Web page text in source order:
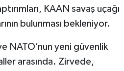
KAAN savaş uçağı
bulunması bekleniyor.
NATO’nun yeni güvenlik
arasında. Zirvede,